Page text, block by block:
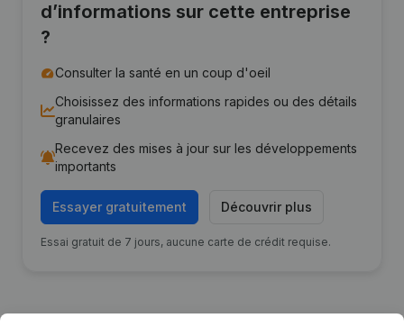
d’informations sur cette entreprise
?
Consulter la santé en un coup d'oeil
Choisissez des informations rapides ou des détails
granulaires
Recevez des mises à jour sur les développements
importants
Essayer gratuitement Découvrir plus
Essai gratuit de 7 jours, aucune carte de crédit requise.